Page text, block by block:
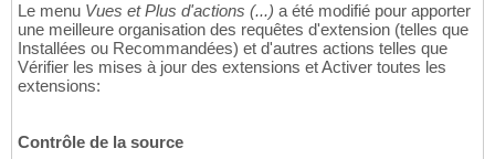
Le menu Vues et Plus d'actions (...) a été modifié pour apporter
une meilleure organisation des requêtes d'extension (telles que
Installées ou Recommandées) et d'autres actions telles que
Vérifier les mises à jour des extensions et Activer toutes les
extensions:
Contrôle de la source